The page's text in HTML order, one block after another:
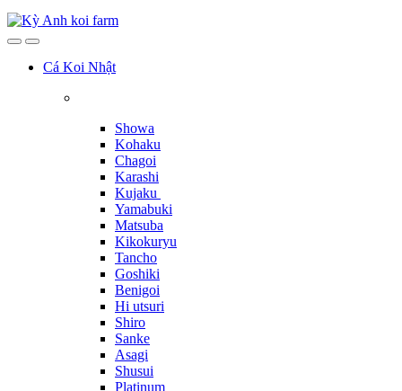
Cá Koi Nhật
Showa
Kohaku
Chagoi
Karashi
Kujaku
Yamabuki
Matsuba
Kikokuryu
Tancho
Goshiki
Benigoi
Hi utsuri
Shiro
Sanke
Asagi
Shusui
Platinum